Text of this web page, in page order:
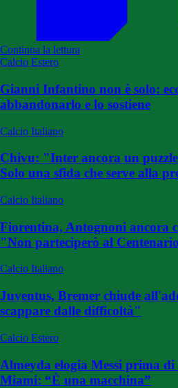
Continua la lettura
Calcio Estero
Gianni Infantino non è solo:
abbandonarlo e lo sostiene
Calcio Italiano
Chivu: "Inter ancora un
Solo una sfida che serve alla
Calcio Italiano
Fiorentina, Antognoni ancora
"Non parteciperò al
Calcio Italiano
Juventus, Bremer chiude
scappare dalle difficoltà"
Calcio Estero
Almeyda elogia Messi prima
Miami: “È una macchina”